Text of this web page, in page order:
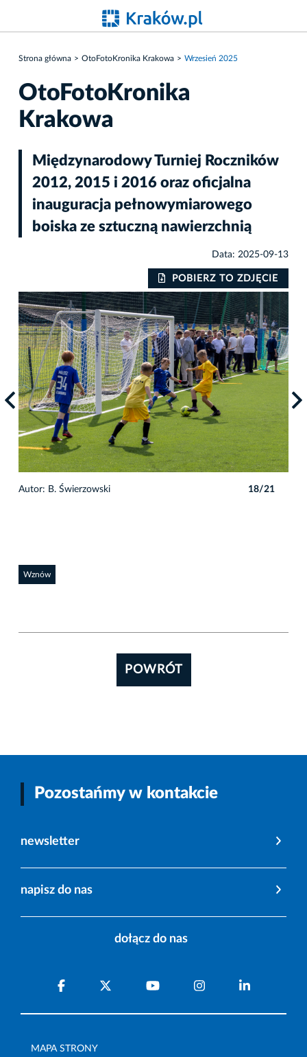
Strona główna OtoFotoKronika Krakowa Wrzesień 2025
OtoFotoKronika
Krakowa
Międzynarodowy Turniej Roczników
2012, 2015 i 2016 oraz oficjalna
inauguracja pełnowymiarowego
boiska ze sztuczną nawierzchnią
Data: 2025-09-13
POBIERZ TO ZDJĘCIE
Autor: B. Świerzowski 18/21
Wznów
POWRÓT
Pozostańmy w kontakcie
newsletter
napisz do nas
dołącz do nas
MAPA STRONY